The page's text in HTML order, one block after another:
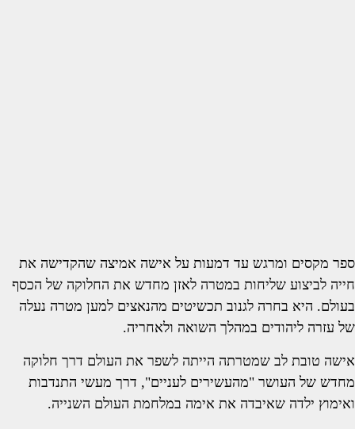
ספר מקסים ומרגש עד דמעות על אישה אמיצה שהקדישה את
חייה לביצוע שליחות במטרה לאזן מחדש את החלוקה של הכסף
בעולם. היא בחרה לגנוב תכשיטים מהנאצים למען מטרה נעלה
של עזרה ליהודים במהלך השואה ולאחריה.
אישה טובת לב שמטרתה הייתה לשפר את העולם דרך חלוקה
מחדש של העושר "מהעשירים לעניים", דרך מעשי התנדבות
ואימוץ ילדה שאיבדה את אימה במלחמת העולם השנייה.